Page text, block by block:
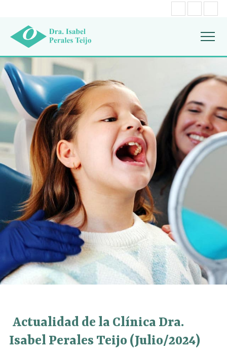
Actualidad de la Clínica Dra.
Isabel Perales Teijo (Julio/2024)